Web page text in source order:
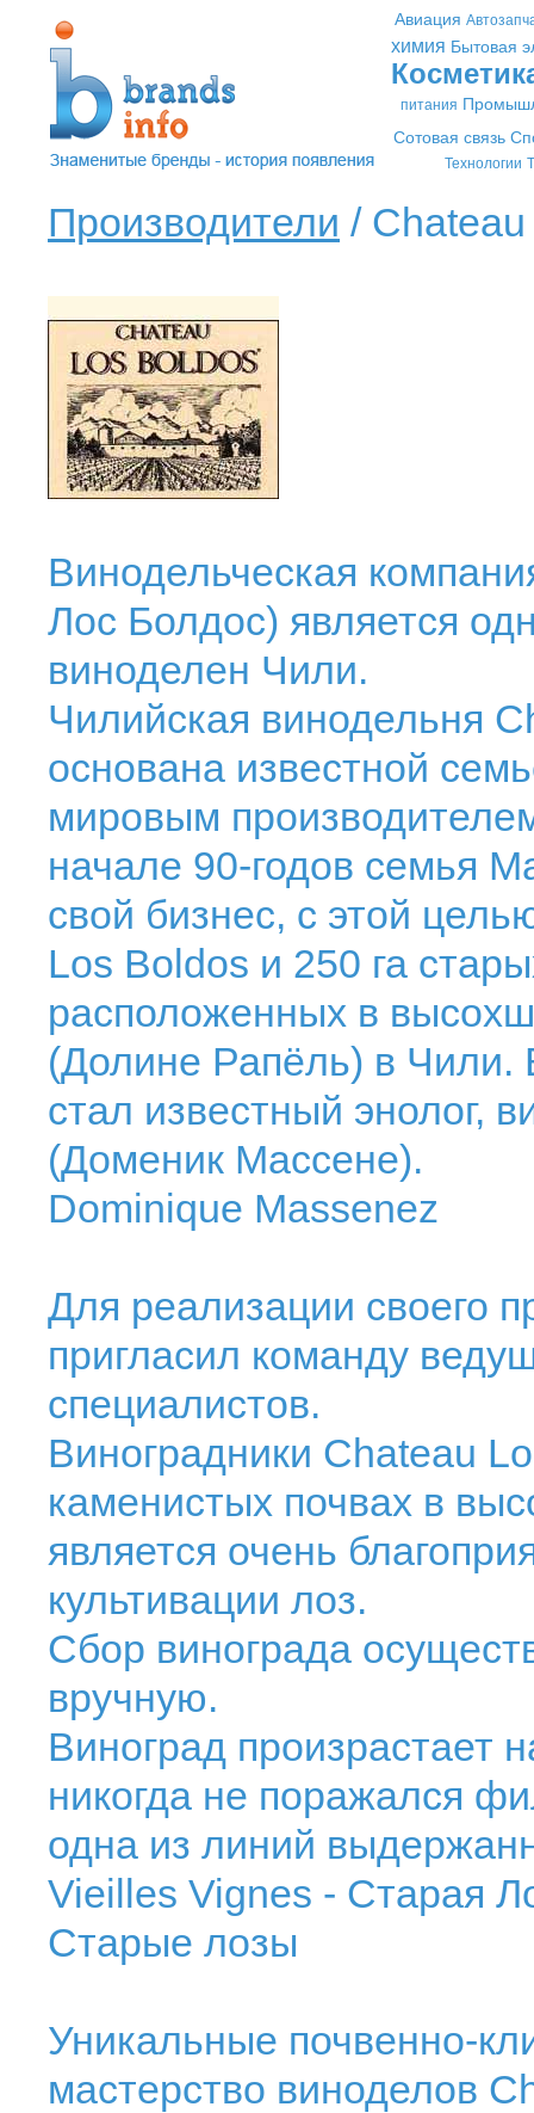
Авиация
химия Бытовая
питания
Сотовая связь
Технологии
Производители /
Винодельческая
Лос Болдос) является
виноделен Чили.
Чилийская винодельня
основана известной
мировым
начале 90-годов семья
свой бизнес, с этой
Los Boldos и 250 га
расположенных в
(Долине Рапёль) в Чили.
стал известный энолог,
(Доменик Массене).
Dominique Massenez
Для реализации своего
пригласил команду
специалистов.
Виноградники Chateau
каменистых почвах в
является очень
культивации лоз.
Сбор винограда
вручную.
Виноград произрастает
никогда не поражался
одна из линий
Vieilles Vignes - Старая
Старые лозы
Уникальные почвенно-
мастерство виноделов